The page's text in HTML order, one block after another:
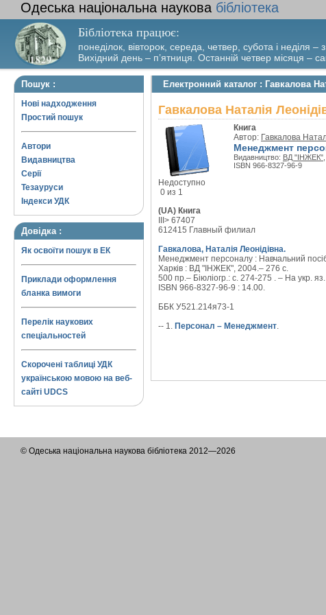
Одеська національна наукова бібліотека
Бібліотека працює:
понеділок, вівторок, середа, четвер, субота і неділя
Вихідний день – п’ятниця. Останній четвер місяця –
Пошук :
Нові надходження
Простий пошук
Автори
Видавництва
Серії
Тезауруси
Індекси УДК
Довідка :
Як освоїти пошук в ЕК
Приклади оформлення
бланка вимоги
Перелік наукових
спеціальностей
Скорочені таблиці УДК
українською мовою на веб-
сайті UDCS
Електронний каталог : Гавкалова
Гавкалова Наталія
Недоступно
0 из 1
Книга
Автор: Гавкалова
Менеджмент
Видавництво: ВД "ІНЖЕК"
ISBN 966-8327-96-9
(UA) Книга
III> 67407
612415 Главный филиал
Гавкалова, Наталія Леонідівна.
Менеджмент персоналу : Навчальний
Харків : ВД "ІНЖЕК", 2004.– 276 с.
500 пр.– Біюліогр.: с. 274-275 . – На укр. яз.
ISBN 966-8327-96-9 : 14.00.
ББК У521.214я73-1
-- 1. Персонал – Менеджмент.
© Одеська національна наукова бібліотека 2012—2026